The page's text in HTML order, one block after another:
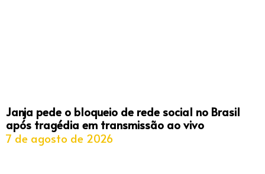
Janja pede o bloqueio de rede social no Brasil
após tragédia em transmissão ao vivo
7 de agosto de 2026